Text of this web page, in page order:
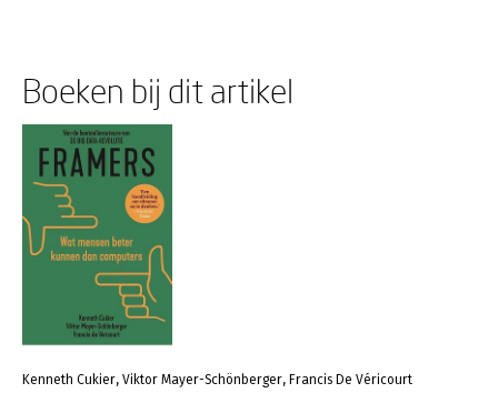
Boeken bij dit artikel
Kenneth Cukier, Viktor Mayer-Schönberger, Francis De Véricourt